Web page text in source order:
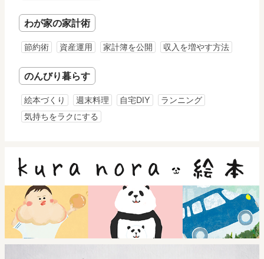
わが家の家計術
節約術 資産運用 家計簿を公開 収入を増やす方法
のんびり暮らす
絵本づくり 週末料理 自宅DIY
ランニング
気持ちをラクにする